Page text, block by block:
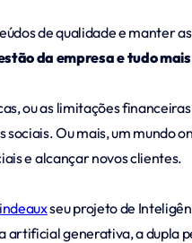
de qualidade e manter
da empresa e tudo
ou as limitações
Ou mais, um mundo
e alcançar novos clientes.
seu projeto de
generativa, a dupla